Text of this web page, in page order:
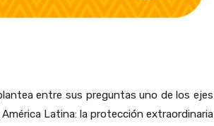
entre sus preguntas uno de los ejes
Latina: la protección extraordinaria